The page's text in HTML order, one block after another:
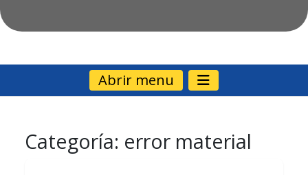
Abrir menu
Categoría: error material